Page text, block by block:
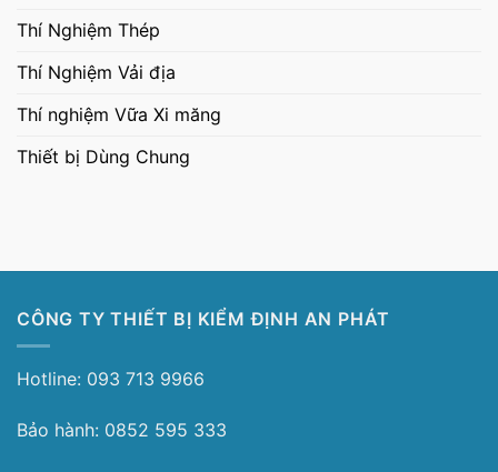
Thí Nghiệm Thép
Thí Nghiệm Vải địa
Thí nghiệm Vữa Xi măng
Thiết bị Dùng Chung
CÔNG TY THIẾT BỊ KIỂM ĐỊNH AN PHÁT
Hotline: 093 713 9966
Bảo hành: 0852 595 333